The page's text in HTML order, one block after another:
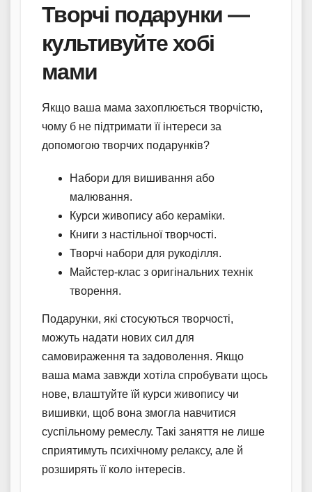
Творчі подарунки —
культивуйте хобі
мами
Якщо ваша мама захоплюється творчістю,
чому б не підтримати її інтереси за
допомогою творчих подарунків?
Набори для вишивання або
малювання.
Курси живопису або кераміки.
Книги з настільної творчості.
Творчі набори для рукоділля.
Майстер-клас з оригінальних технік
творення.
Подарунки, які стосуються творчості,
можуть надати нових сил для
самовираження та задоволення. Якщо
ваша мама завжди хотіла спробувати щось
нове, влаштуйте їй курси живопису чи
вишивки, щоб вона змогла навчитися
суспільному ремеслу. Такі заняття не лише
сприятимуть психічному релаксу, але й
розширять її коло інтересів.